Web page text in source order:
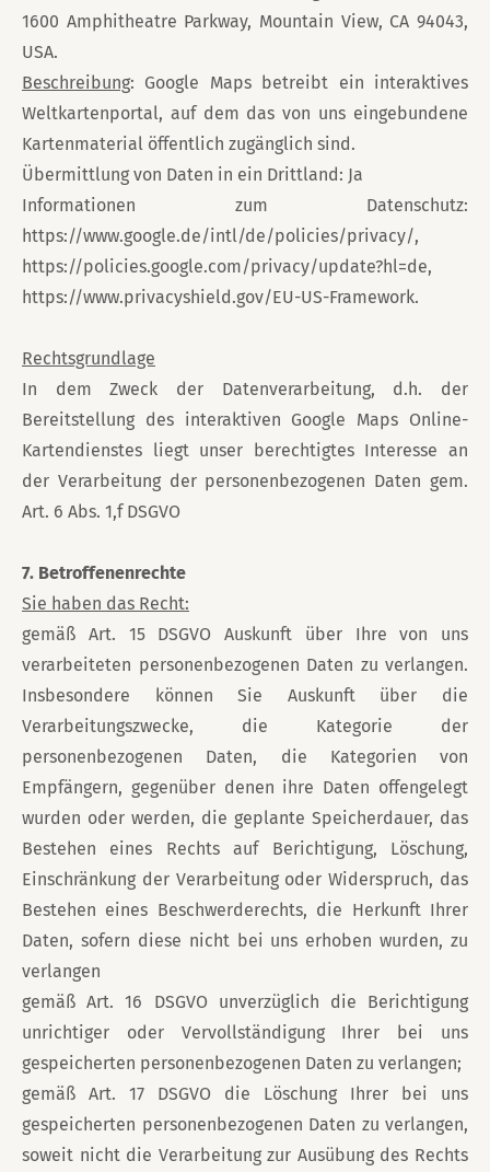
1600 Amphitheatre Parkway, Mountain View, CA 94043,
USA.
Beschreibung: Google Maps betreibt ein interaktives
Weltkartenportal, auf dem das von uns eingebundene
Kartenmaterial öffentlich zugänglich sind.
Übermittlung von Daten in ein Drittland: Ja
Informationen zum Datenschutz:
https://www.google.de/intl/de/policies/privacy/,
https://policies.google.com/privacy/update?hl=de,
https://www.privacyshield.gov/EU-US-Framework.
Rechtsgrundlage
In dem Zweck der Datenverarbeitung, d.h. der
Bereitstellung des interaktiven Google Maps Online-
Kartendienstes liegt unser berechtigtes Interesse an
der Verarbeitung der personenbezogenen Daten gem.
Art. 6 Abs. 1,f DSGVO
7. Betroffenenrechte
Sie haben das Recht:
gemäß Art. 15 DSGVO Auskunft über Ihre von uns
verarbeiteten personenbezogenen Daten zu verlangen.
Insbesondere können Sie Auskunft über die
Verarbeitungszwecke, die Kategorie der
personenbezogenen Daten, die Kategorien von
Empfängern, gegenüber denen ihre Daten offengelegt
wurden oder werden, die geplante Speicherdauer, das
Bestehen eines Rechts auf Berichtigung, Löschung,
Einschränkung der Verarbeitung oder Widerspruch, das
Bestehen eines Beschwerderechts, die Herkunft Ihrer
Daten, sofern diese nicht bei uns erhoben wurden, zu
verlangen
gemäß Art. 16 DSGVO unverzüglich die Berichtigung
unrichtiger oder Vervollständigung Ihrer bei uns
gespeicherten personenbezogenen Daten zu verlangen;
gemäß Art. 17 DSGVO die Löschung Ihrer bei uns
gespeicherten personenbezogenen Daten zu verlangen,
soweit nicht die Verarbeitung zur Ausübung des Rechts